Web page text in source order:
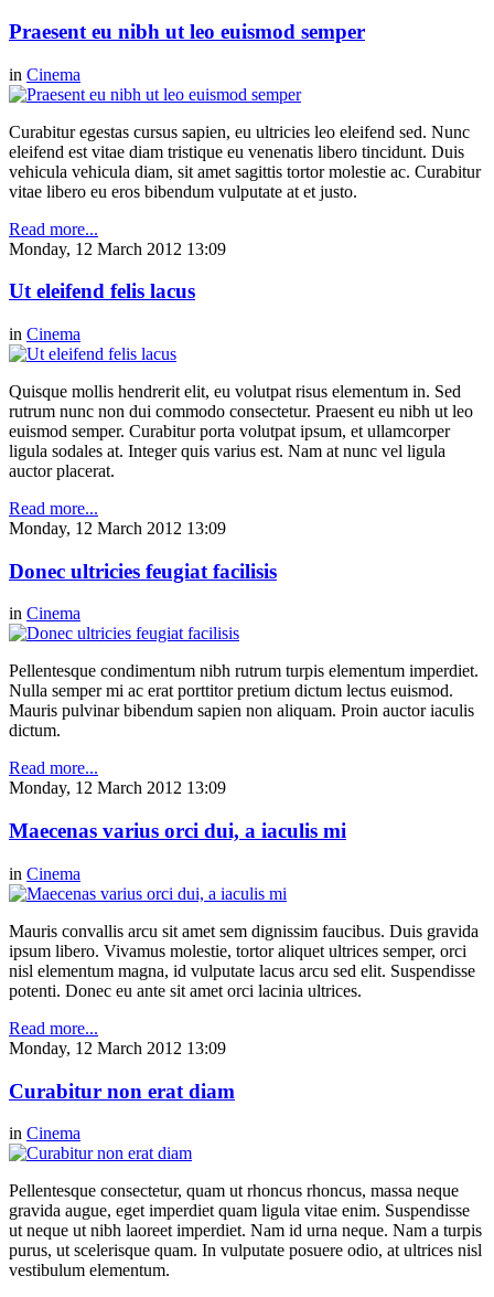
Praesent eu nibh ut leo euismod semper
in Cinema
Curabitur egestas cursus sapien, eu ultricies leo eleifend sed. Nunc
eleifend est vitae diam tristique eu venenatis libero tincidunt. Duis
vehicula vehicula diam, sit amet sagittis tortor molestie ac. Curabitur
vitae libero eu eros bibendum vulputate at et justo.
Read more...
Monday, 12 March 2012 13:09
Ut eleifend felis lacus
in Cinema
Quisque mollis hendrerit elit, eu volutpat risus elementum in. Sed
rutrum nunc non dui commodo consectetur. Praesent eu nibh ut leo
euismod semper. Curabitur porta volutpat ipsum, et ullamcorper
ligula sodales at. Integer quis varius est. Nam at nunc vel ligula
auctor placerat.
Read more...
Monday, 12 March 2012 13:09
Donec ultricies feugiat facilisis
in Cinema
Pellentesque condimentum nibh rutrum turpis elementum imperdiet.
Nulla semper mi ac erat porttitor pretium dictum lectus euismod.
Mauris pulvinar bibendum sapien non aliquam. Proin auctor iaculis
dictum.
Read more...
Monday, 12 March 2012 13:09
Maecenas varius orci dui, a iaculis mi
in Cinema
Mauris convallis arcu sit amet sem dignissim faucibus. Duis gravida
ipsum libero. Vivamus molestie, tortor aliquet ultrices semper, orci
nisl elementum magna, id vulputate lacus arcu sed elit. Suspendisse
potenti. Donec eu ante sit amet orci lacinia ultrices.
Read more...
Monday, 12 March 2012 13:09
Curabitur non erat diam
in Cinema
Pellentesque consectetur, quam ut rhoncus rhoncus, massa neque
gravida augue, eget imperdiet quam ligula vitae enim. Suspendisse
ut neque ut nibh laoreet imperdiet. Nam id urna neque. Nam a turpis
purus, ut scelerisque quam. In vulputate posuere odio, at ultrices nisl
vestibulum elementum.